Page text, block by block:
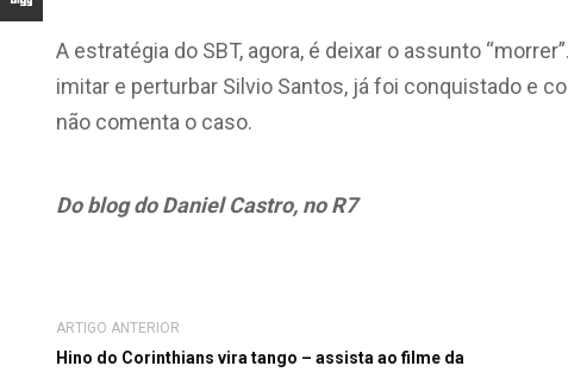
A estratégia do SBT, agora, é deixar o assunto
imitar e perturbar Silvio Santos, já foi conquistado e
não comenta o caso.
Do blog do Daniel Castro, no R7
ARTIGO ANTERIOR
Hino do Corinthians vira tango – assista ao filme da